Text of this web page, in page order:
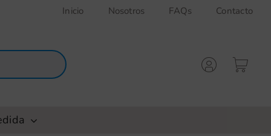
Inicio Nosotros FAQs Contacto